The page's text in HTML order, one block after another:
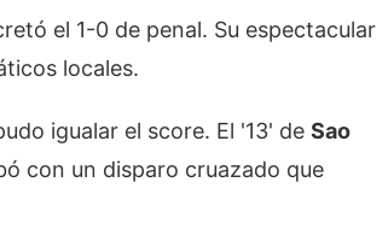
el 1-0 de penal. Su espectacular
locales.
igualar el score. El '13' de Sao
con un disparo cruazado que